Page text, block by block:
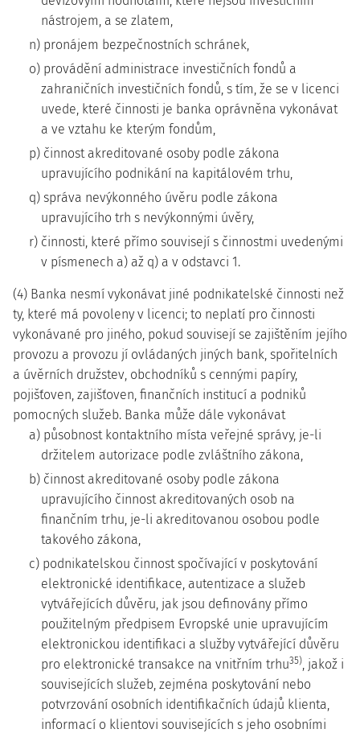
nástrojem, a se zlatem,
n) pronájem bezpečnostních schránek,
o) provádění administrace investičních fondů a
zahraničních investičních fondů, s tím, že se v licenci
uvede, které činnosti je banka oprávněna vykonávat
a ve vztahu ke kterým fondům,
p) činnost akreditované osoby podle zákona
upravujícího podnikání na kapitálovém trhu,
q) správa nevýkonného úvěru podle zákona
upravujícího trh s nevýkonnými úvěry,
r) činnosti, které přímo souvisejí s činnostmi uvedenými
v písmenech a) až q) a v odstavci 1.
(4) Banka nesmí vykonávat jiné podnikatelské činnosti než
ty, které má povoleny v licenci; to neplatí pro činnosti
vykonávané pro jiného, pokud souvisejí se zajištěním jejího
provozu a provozu jí ovládaných jiných bank, spořitelních
a úvěrních družstev, obchodníků s cennými papíry,
pojišťoven, zajišťoven, finančních institucí a podniků
pomocných služeb. Banka může dále vykonávat
a) působnost kontaktního místa veřejné správy, je-li
držitelem autorizace podle zvláštního zákona,
b) činnost akreditované osoby podle zákona
upravujícího činnost akreditovaných osob na
finančním trhu, je-li akreditovanou osobou podle
takového zákona,
c) podnikatelskou činnost spočívající v poskytování
elektronické identifikace, autentizace a služeb
vytvářejících důvěru, jak jsou definovány přímo
použitelným předpisem Evropské unie upravujícím
elektronickou identifikaci a služby vytvářející důvěru
pro elektronické transakce na vnitřním trhu35), jakož i
souvisejících služeb, zejména poskytování nebo
potvrzování osobních identifikačních údajů klienta,
informací o klientovi souvisejících s jeho osobními